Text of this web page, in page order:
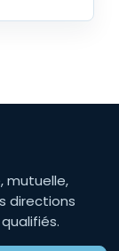
mutuelle,
directions